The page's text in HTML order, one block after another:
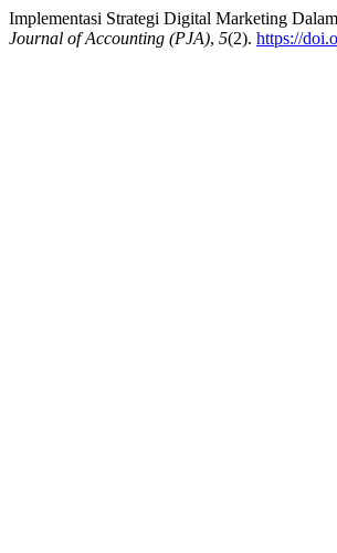
Implementasi Strategi Digital Marketing
Journal of Accounting (PJA), 5(2). https://